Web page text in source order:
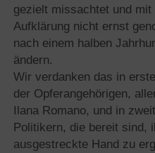
gezielt missachtet und
Aufklärung nicht ernst
nach einem halben
ändern.
Wir verdanken das in
der Opferangehörigen,
Ilana Romano, und in
Politikern, die bereit sind,
ausgestreckte Hand zu